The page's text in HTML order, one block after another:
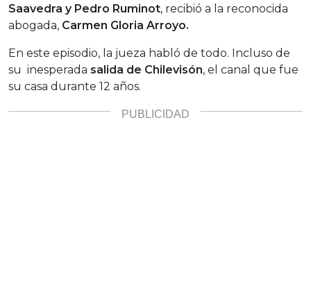
Saavedra y Pedro Ruminot, recibió a la reconocida
abogada, Carmen Gloria Arroyo.
En este episodio, la jueza habló de todo. Incluso de
su inesperada salida de Chilevisón, el canal que fue
su casa durante 12 años.